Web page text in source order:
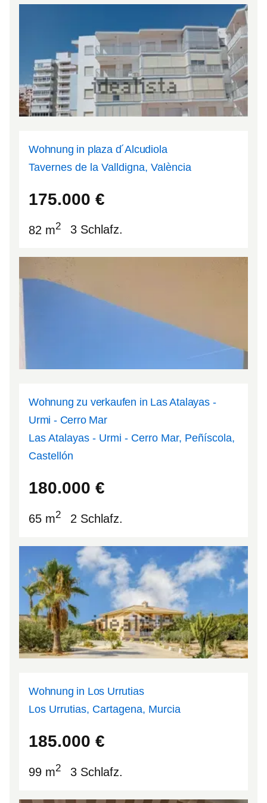
Wohnung in plaza d´Alcudiola
Tavernes de la Valldigna, València
175.000 €
82 m2 3 Schlafz.
Wohnung zu verkaufen in Las Atalayas -
Urmi - Cerro Mar
Las Atalayas - Urmi - Cerro Mar, Peñíscola,
Castellón
180.000 €
65 m2 2 Schlafz.
Wohnung in Los Urrutias
Los Urrutias, Cartagena, Murcia
185.000 €
99 m2 3 Schlafz.